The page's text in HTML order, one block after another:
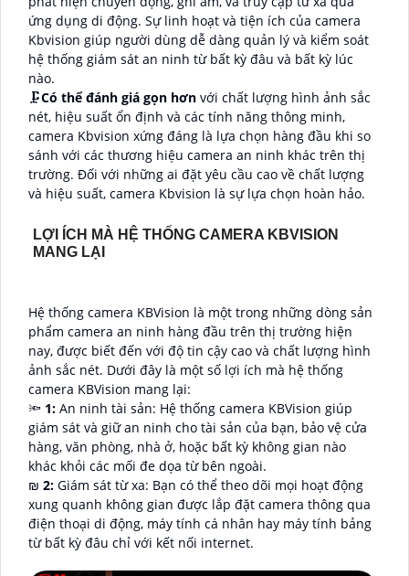
ứng dụng di động. Sự linh hoạt và tiện ích của camera
Kbvision giúp người dùng dễ dàng quản lý và kiểm soát
hệ thống giám sát an ninh từ bất kỳ đâu và bất kỳ lúc
nào.
🗜️Có thể đánh giá gọn hơn với chất lượng hình ảnh sắc
nét, hiệu suất ổn định và các tính năng thông minh,
camera Kbvision xứng đáng là lựa chọn hàng đầu khi so
sánh với các thương hiệu camera an ninh khác trên thị
trường. Đối với những ai đặt yêu cầu cao về chất lượng
và hiệu suất, camera Kbvision là sự lựa chọn hoàn hảo.
LỢI ÍCH MÀ HỆ THỐNG CAMERA KBVISION
MANG LẠI
Hệ thống camera KBVision là một trong những dòng sản
phẩm camera an ninh hàng đầu trên thị trường hiện
nay, được biết đến với độ tin cậy cao và chất lượng hình
ảnh sắc nét. Dưới đây là một số lợi ích mà hệ thống
camera KBVision mang lại:
🔦 1: An ninh tài sản: Hệ thống camera KBVision giúp
giám sát và giữ an ninh cho tài sản của bạn, bảo vệ cửa
hàng, văn phòng, nhà ở, hoặc bất kỳ không gian nào
khác khỏi các mối đe dọa từ bên ngoài.
₪ 2: Giám sát từ xa: Bạn có thể theo dõi mọi hoạt động
xung quanh không gian được lắp đặt camera thông qua
điện thoại di động, máy tính cá nhân hay máy tính bảng
từ bất kỳ đâu chỉ với kết nối internet.